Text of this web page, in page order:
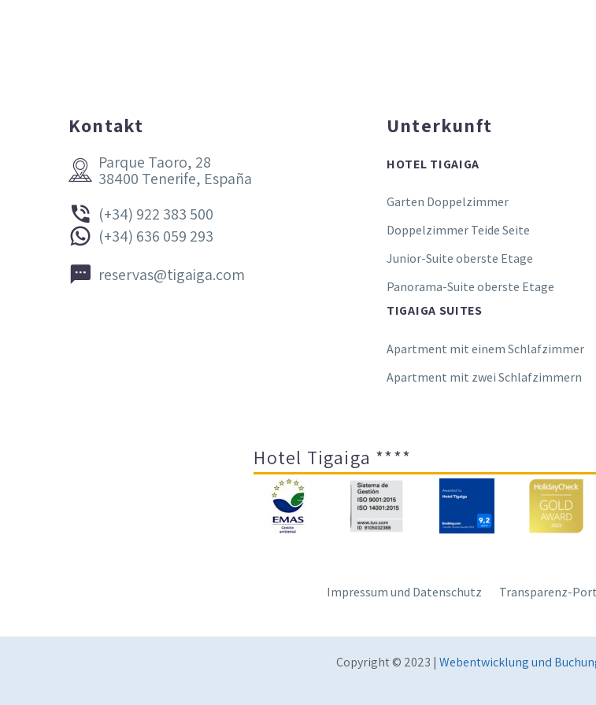
Kontakt

 Parque Taoro, 28
38400 Tenerife, España

 (+34) 922 383 500

 (+34) 636 059 293

 reservas@tigaiga.com
Unterkunft
HOTEL TIGAIGA
Garten Doppelzimmer
Doppelzimmer Teide Seite
Junior-Suite oberste Etage
Panorama-Suite oberste Etage
TIGAIGA SUITES
Apartment mit einem Schlafzimmer
Apartment mit zwei Schlafzimmern
Hotel Tigaiga ****
Impressum und Datenschutz Transparenz-
Copyright © 2023 | Webentwicklung und